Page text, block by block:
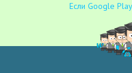
Если Google